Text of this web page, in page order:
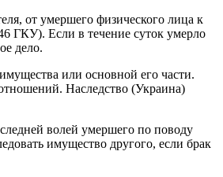
от умершего физического лица к
ГКУ). Если в течение суток умерло
дело.
или основной его части.
Наследство (Украина)
волей умершего по поводу
имущество другого, если брак